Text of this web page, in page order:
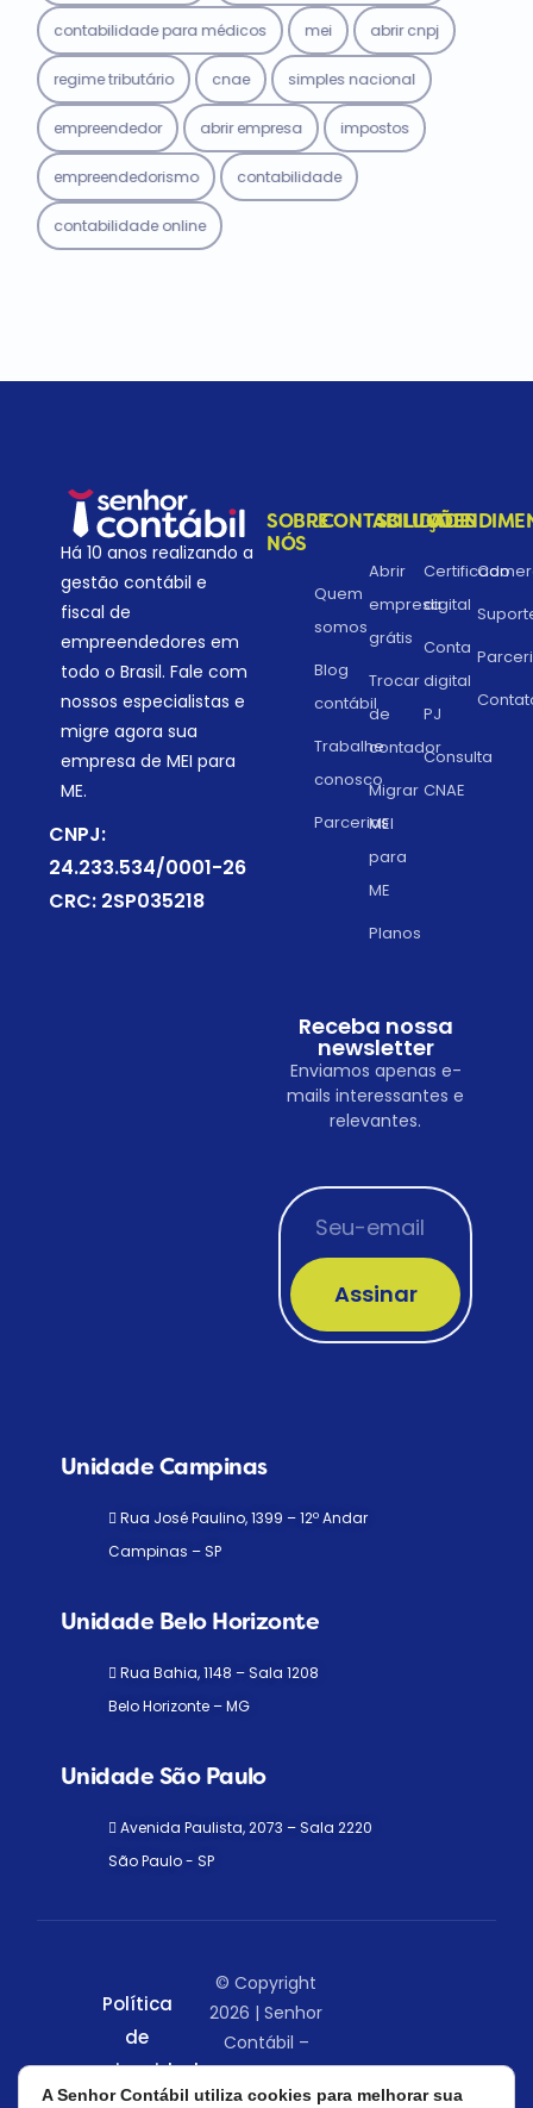
contabilidade para médicos mei abrir cnpj
regime tributário cnae simples nacional
empreendedor abrir empresa impostos
empreendedorismo contabilidade
contabilidade online
Há 10 anos realizando a
gestão contábil e
fiscal de
empreendedores em
todo o Brasil. Fale com
nossos especialistas e
migre agora sua
empresa de MEI para
ME.
CNPJ:
24.233.534/0001-26
CRC: 2SP035218
SOBRE
NÓS
Quem
somos
Blog
contábil
Trabalhe
conosco
Parcerias
CONTABILIDADE
Abrir
empresa
grátis
Trocar
de
contador
Migrar
MEI
para
ME
Planos
SOLUÇÕES
Certificado
digital
Conta
digital
PJ
Consulta
CNAE
Receba nossa
newsletter
Enviamos apenas e-
mails interessantes e
relevantes.
Assinar
Unidade Campinas
Rua José Paulino, 1399 – 12º Andar
Campinas – SP
Unidade Belo Horizonte
Rua Bahia, 1148 – Sala 1208
Belo Horizonte – MG
Unidade São Paulo
Avenida Paulista, 2073 – Sala 2220
São Paulo - SP
Política
de
privacidade
© Copyright
2026 | Senhor
Contábil –
Todos os
direitos
A Senhor Contábil utiliza cookies para melhorar sua